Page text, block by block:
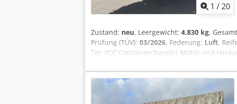
1 /20
Zustand: neu, Leergewicht: 4.830 kg,
Prüfung (TÜV): 03/2026, Federung: Luft,
Tec VCC Containerchassis| Mittel-und
Scheibenbremse | Reifen: 385/55 R22,5 |
Dedpfjzrxbhsx Aqqsck